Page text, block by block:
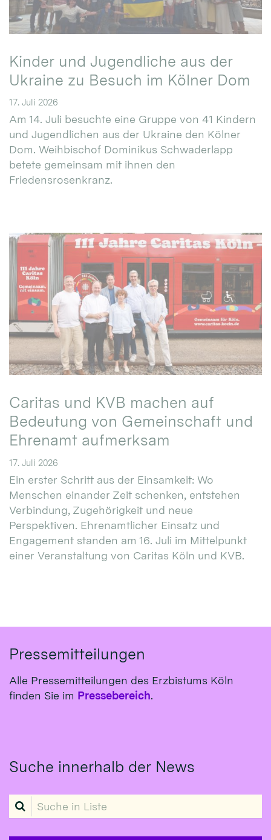
Kinder und Jugendliche aus der
Ukraine zu Besuch im Kölner Dom
17. Juli 2026
Am 14. Juli besuchte eine Gruppe von 41 Kindern
und Jugendlichen aus der Ukraine den Kölner
Dom. Weihbischof Dominikus Schwaderlapp
betete gemeinsam mit ihnen den
Friedensrosenkranz.
Caritas und KVB machen auf
Bedeutung von Gemeinschaft und
Ehrenamt aufmerksam
17. Juli 2026
Ein erster Schritt aus der Einsamkeit: Wo
Menschen einander Zeit schenken, entstehen
Verbindung, Zugehörigkeit und neue
Perspektiven. Ehrenamtlicher Einsatz und
Engagement standen am 16. Juli im Mittelpunkt
einer Veranstaltung von Caritas Köln und KVB.
Pressemitteilungen
Alle Pressemitteilungen des Erzbistums Köln
finden Sie im Pressebereich.
Suche innerhalb der News
Suche in Liste